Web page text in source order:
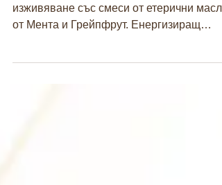
Рецепти за енергизиращо домашно спа
изживяване със смеси от етерични масла
ексфолиант със захар и...